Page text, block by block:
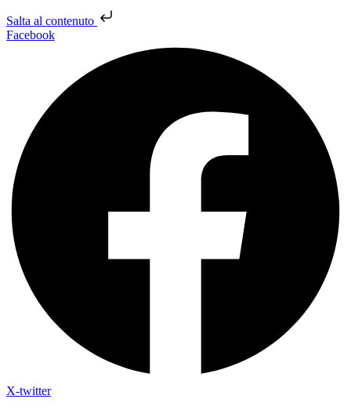
Salta al contenuto
Facebook
X-twitter